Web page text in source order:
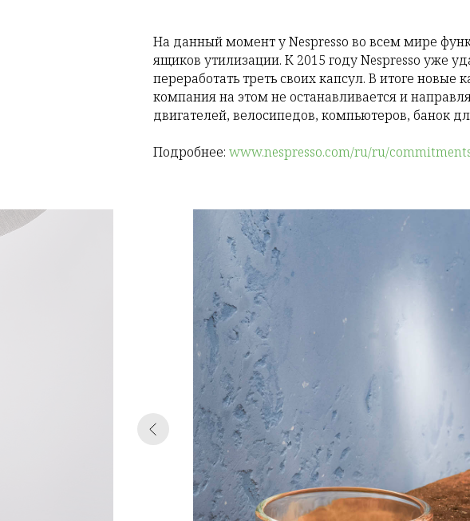
На данный момент у Nespresso во всем мире
ящиков утилизации. К 2015 году Nespresso уже
переработать треть своих капсул. В итоге
компания на этом не останавливается и
двигателей, велосипедов, компьютеров, банок
Подробнее: www.nespresso.com/ru/ru/